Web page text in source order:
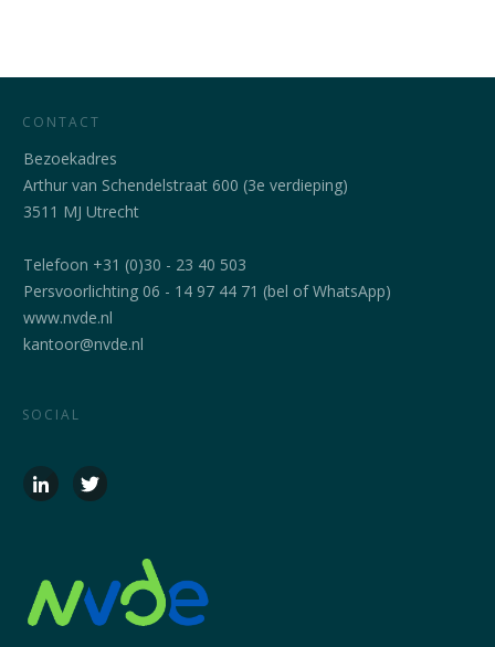
CONTACT
Bezoekadres
Arthur van Schendelstraat 600 (3e verdieping)
3511 MJ Utrecht
Telefoon +31 (0)30 - 23 40 503
Persvoorlichting 06 - 14 97 44 71 (bel of WhatsApp)
www.nvde.nl
kantoor@nvde.nl
SOCIAL